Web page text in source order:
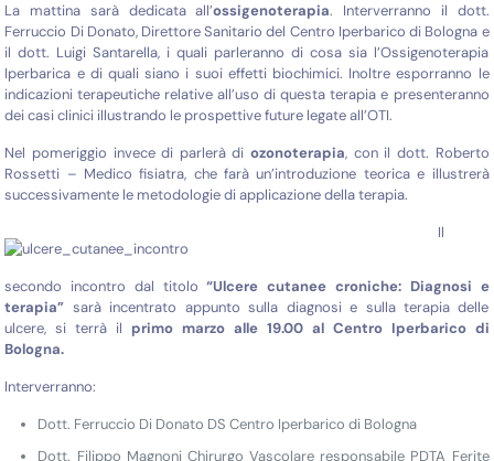
La mattina sarà dedicata all’ossigenoterapia. Interverranno il dott.
Ferruccio Di Donato, Direttore Sanitario del Centro Iperbarico di Bologna e
il dott. Luigi Santarella, i quali parleranno di cosa sia l’Ossigenoterapia
Iperbarica e di quali siano i suoi effetti biochimici. Inoltre esporranno le
indicazioni terapeutiche relative all’uso di questa terapia e presenteranno
dei casi clinici illustrando le prospettive future legate all’OTI.
Nel pomeriggio invece di parlerà diozonoterapia, con il dott. Roberto
Rossetti – Medico fisiatra, che farà un’introduzione teorica e illustrerà
successivamente le metodologie di applicazione della terapia.
Il
secondo incontro dal titolo“Ulcere cutanee croniche: Diagnosi e
terapia” sarà incentrato appunto sulla diagnosi e sulla terapia delle
ulcere, si terrà il primo marzo alle 19.00 al Centro Iperbarico di
Bologna.
Interverranno:
Dott. Ferruccio Di Donato DS Centro Iperbarico di Bologna
Dott. Filippo Magnoni Chirurgo Vascolare responsabile PDTA Ferite